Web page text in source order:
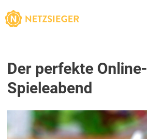
Der perfekte Online-
Spieleabend